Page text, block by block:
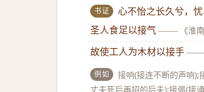
书证 心不怡之长久兮，
圣人食足以接气 —— 《淮
故使工人为木材以接手
例如
接响(接连不断的声响);
丈夫死后再招的后夫);接偈(接